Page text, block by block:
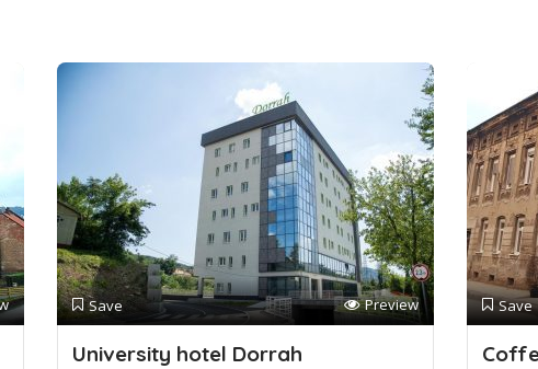
Save Preview
University hotel Dorrah
Save